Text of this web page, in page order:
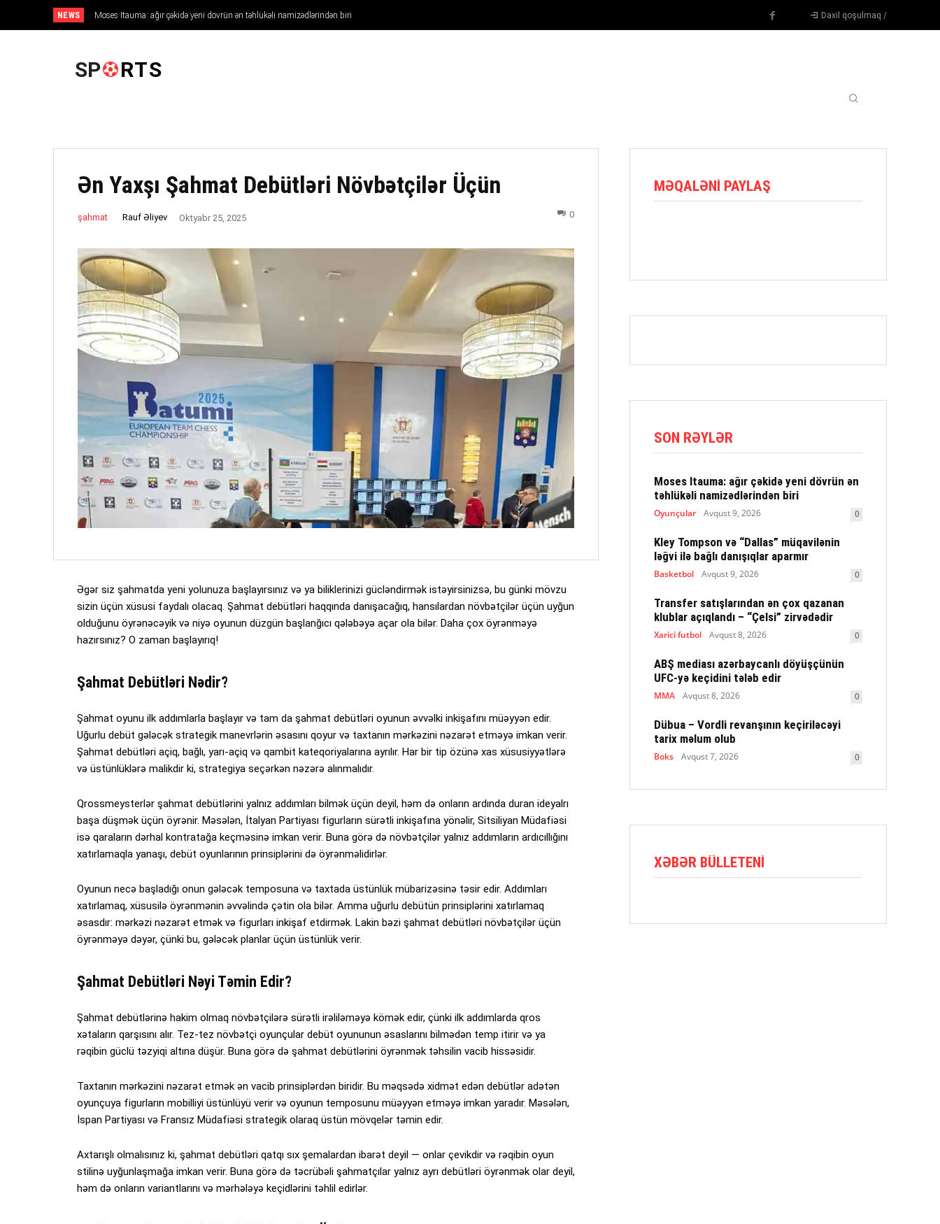
NEWS Moses Itauma: ağır çəkidə yeni dövrün ən təhlükəli namizədlərindən biri Daxil qoşulmaq /
SP RTS
Ən Yaxşı Şahmat Debütləri Növbətçilər Üçün
şahmat Rauf Əliyev Oktyabr 25, 2025 0
Əgər siz şahmatda yeni yolunuza başlayırsınız və ya biliklerinizi gücləndirmək istəyirsinizsə, bu günki mövzu
sizin üçün xüsusi faydalı olacaq. Şahmat debütləri haqqında danışacağıq, hansılardan növbətçilər üçün uyğun
olduğunu öyrənəcəyik və niyə oyunun düzgün başlanğıcı qələbəyə açar ola bilər. Daha çox öyrənməyə
hazırsınız? O zaman başlayırıq!
Şahmat Debütləri Nədir?
Şahmat oyunu ilk addımlarla başlayır və tam da şahmat debütləri oyunun əvvəlki inkişafını müəyyən edir.
Uğurlu debüt gələcək strategik manevrlərin əsasını qoyur və taxtanın mərkəzini nəzarət etməyə imkan verir.
Şahmat debütləri açiq, bağlı, yarı-açiq və qambit kateqoriyalarına ayrılır. Har bir tip özünə xas xüsusiyyətlərə
və üstünlüklərə malikdir ki, strategiya seçərkən nəzərə alınmalıdır.
Qrossmeysterlər şahmat debütlərini yalnız addımları bilmək üçün deyil, həm də onların ardında duran ideyalrı
başa düşmək üçün öyrənir. Məsələn, İtalyan Partiyası figurların sürətli inkişafına yönəlir, Sitsiliyan Müdafiəsi
isə qaraların dərhal kontratağa keçməsinə imkan verir. Buna görə də növbətçilər yalnız addımların ardıcıllığını
xatırlamaqla yanaşı, debüt oyunlarının prinsiplərini də öyrənməlidirlər.
Oyunun necə başladığı onun gələcək temposuna və taxtada üstünlük mübarizəsinə təsir edir. Addımları
xatırlamaq, xüsusilə öyrənmənin əvvəlində çətin ola bilər. Amma uğurlu debütün prinsiplərini xatırlamaq
əsasdır: mərkəzi nəzarət etmək və figurları inkişaf etdirmək. Lakin bəzi şahmat debütləri növbətçilər üçün
öyrənməyə dəyər, çünki bu, gələcək planlar üçün üstünlük verir.
Şahmat Debütləri Nəyi Təmin Edir?
Şahmat debütlərinə hakim olmaq növbətçilərə sürətli irəliləməyə kömək edir, çünki ilk addımlarda qros
xətaların qarşısını alır. Tez-tez növbətçi oyunçular debüt oyununun əsaslarını bilmədən temp itirir və ya
rəqibin güclü təzyiqi altına düşür. Buna görə də şahmat debütlərini öyrənmək təhsilin vacib hissəsidir.
Taxtanın mərkəzini nəzarət etmək ən vacib prinsiplərdən biridir. Bu məqsədə xidmət edən debütlər adətən
oyunçuya figurların mobilliyi üstünlüyü verir və oyunun temposunu müəyyən etməyə imkan yaradır. Məsələn,
İspan Partiyası və Fransız Müdafiəsi strategik olaraq üstün mövqelər təmin edir.
Axtarışlı olmalısınız ki, şahmat debütləri qatqı sıx şemalardan ibarət deyil — onlar çevikdir və rəqibin oyun
stilinə uyğunlaşmağa imkan verir. Buna görə də təcrübəli şahmatçılar yalnız ayrı debütləri öyrənmək olar deyil,
həm də onların variantlarını və mərhələyə keçidlərini təhlil edirlər.
MƏQALƏNI PAYLAŞ
SON RƏYLƏR
Moses Itauma: ağır çəkidə yeni dövrün ən
təhlükəli namizədlərindən biri
Oyunçular Avqust 9, 2026 0
Kley Tompson və “Dallas” müqavilənin
ləğvi ilə bağlı danışıqlar aparmır
Basketbol Avqust 9, 2026 0
Transfer satışlarından ən çox qazanan
klublar açıqlandı – “Çelsi” zirvədədir
Xarici futbol Avqust 8, 2026 0
ABŞ mediası azərbaycanlı döyüşçünün
UFC-yə keçidini tələb edir
MMA Avqust 8, 2026 0
Dübua – Vordli revanşının keçiriləcəyi
tarix məlum olub
Boks Avqust 7, 2026 0
XƏBƏR BÜLLETENI